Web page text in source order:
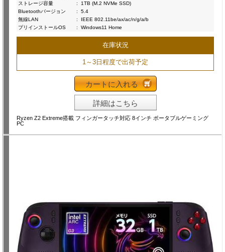
ストレージ容量
:
1TB (M.2 NVMe SSD)
Bluetoothバージョン
:
5.4
無線LAN
:
IEEE 802.11be/ax/ac/n/g/a/b
プリインストールOS
: Windows11 Home
在庫状況
1～3日程度で出荷予定
カートに入れる
詳細はこちら
Ryzen Z2 Extreme搭載 フィンガータッチ対応 8インチ ポータブルゲーミング
PC